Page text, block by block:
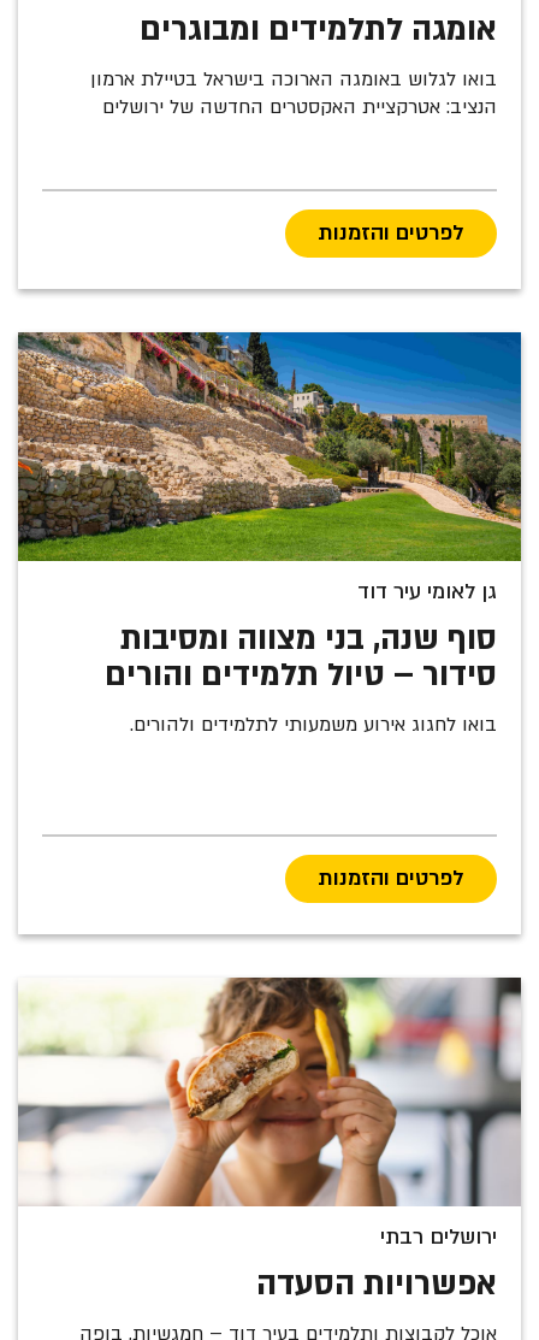
אומגה לתלמידים ומבוגרים
בואו לגלוש באומגה הארוכה בישראל בטיילת ארמון
הנציב: אטרקציית האקסטרים החדשה של ירושלים
לפרטים והזמנות
גן לאומי עיר דוד
סוף שנה, בני מצווה ומסיבות
סידור – טיול תלמידים והורים
בואו לחגוג אירוע משמעותי לתלמידים ולהורים.
לפרטים והזמנות
ירושלים רבתי
אפשרויות הסעדה
אוכל לקבוצות ותלמידים בעיר דוד – חמגשיות, בופה